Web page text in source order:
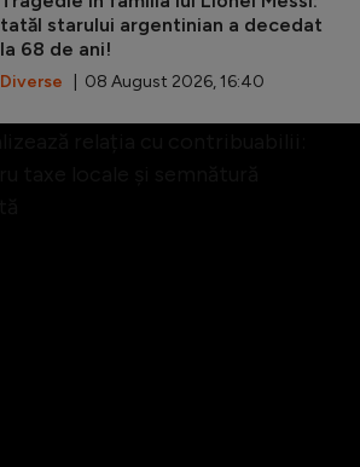
tatăl starului argentinian a decedat
la 68 de ani!
Diverse | 08 August 2026, 16:40